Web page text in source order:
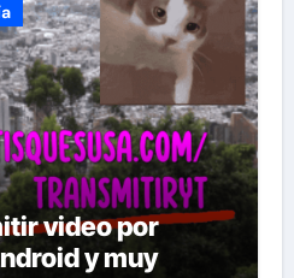
video por
y muy